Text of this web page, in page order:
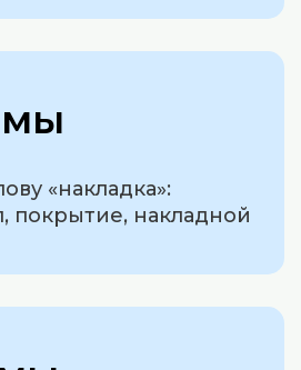
«накладка»:
покрытие, накладной